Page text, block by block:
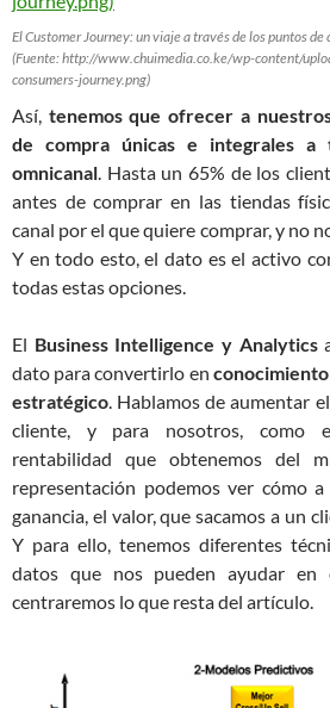
El Customer Journey: un viaje a través de los puntos
(Fuente: http://www.chuimedia.co.ke/wp-content/
consumers-journey.png)
Así, tenemos que ofrecer a
de compra únicas e integrales a
omnicanal. Hasta un 65% de los
antes de comprar en las tiendas
canal por el que quiere comprar, y no
Y en todo esto, el dato es el activo
todas estas opciones.
El Business Intelligence y Analytics
dato para convertirlo en conocimiento
estratégico. Hablamos de aumentar
cliente, y para nosotros, como
rentabilidad que obtenemos del
representación podemos ver cómo
ganancia, el valor, que sacamos a un
Y para ello, tenemos diferentes
datos que nos pueden ayudar en
centraremos lo que resta del artículo.